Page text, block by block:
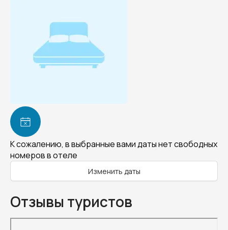
К сожалению, в выбранные вами даты нет свободных
номеров в отеле
Изменить даты
Отзывы туристов